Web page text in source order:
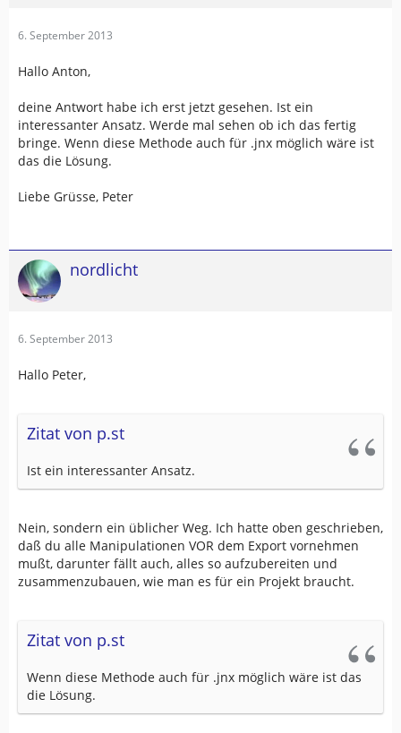
6. September 2013
Hallo Anton,
deine Antwort habe ich erst jetzt gesehen. Ist ein
interessanter Ansatz. Werde mal sehen ob ich das fertig
bringe. Wenn diese Methode auch für .jnx möglich wäre ist
das die Lösung.
Liebe Grüsse, Peter
nordlicht
6. September 2013
Hallo Peter,
Zitat von p.st
Ist ein interessanter Ansatz.
Nein, sondern ein üblicher Weg. Ich hatte oben geschrieben,
daß du alle Manipulationen VOR dem Export vornehmen
mußt, darunter fällt auch, alles so aufzubereiten und
zusammenzubauen, wie man es für ein Projekt braucht.
Zitat von p.st
Wenn diese Methode auch für .jnx möglich wäre ist das
die Lösung.